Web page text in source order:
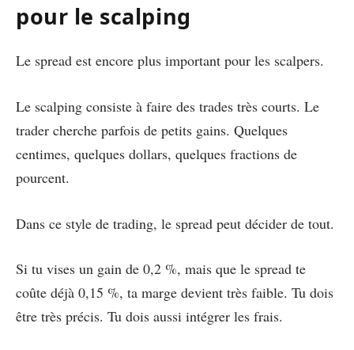
pour le scalping
Le spread est encore plus important pour les scalpers.
Le scalping consiste à faire des trades très courts. Le
trader cherche parfois de petits gains. Quelques
centimes, quelques dollars, quelques fractions de
pourcent.
Dans ce style de trading, le spread peut décider de tout.
Si tu vises un gain de 0,2 %, mais que le spread te
coûte déjà 0,15 %, ta marge devient très faible. Tu dois
être très précis. Tu dois aussi intégrer les frais.